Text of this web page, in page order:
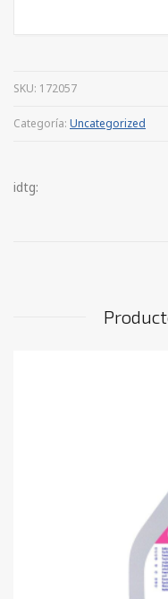
SKU: 172057
Categoría: Uncategorized
idtg: